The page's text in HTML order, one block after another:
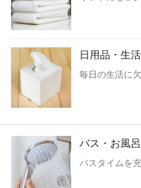
日用品・生
毎日の生活に
バス・お風
バスタイムを